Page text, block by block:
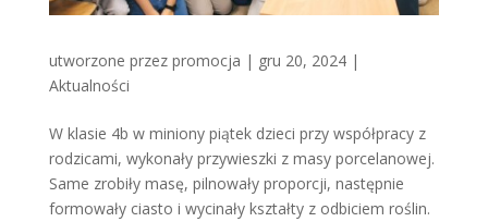
utworzone przez promocja | gru 20, 2024|
Aktualności
W klasie 4b w miniony piątek dzieci przy współpracy z
rodzicami, wykonały przywieszki z masy porcelanowej.
Same zrobiły masę, pilnowały proporcji, następnie
formowały ciasto i wycinały kształty z odbiciem roślin.